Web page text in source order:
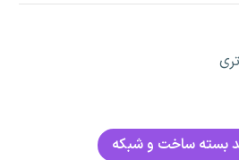
بسته ساخت و شبکه